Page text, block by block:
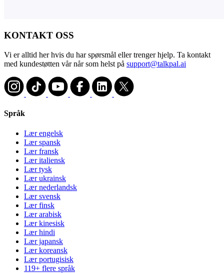
KONTAKT OSS
Vi er alltid her hvis du har spørsmål eller trenger hjelp. Ta kontakt
med kundestøtten vår når som helst på support@talkpal.ai
Språk
Lær engelsk
Lær spansk
Lær fransk
Lær italiensk
Lær tysk
Lær ukrainsk
Lær nederlandsk
Lær svensk
Lær finsk
Lær arabisk
Lær kinesisk
Lær hindi
Lær japansk
Lær koreansk
Lær portugisisk
119+ flere språk